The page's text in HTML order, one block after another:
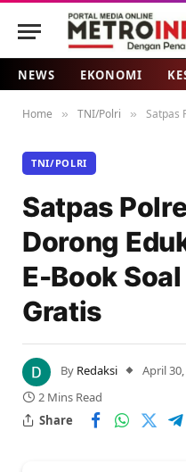
NEWS EKONOMI
Home » TNI/Polri » Satpas
TNI/POLRI
Satpas
Dorong
E-Book
Gratis
By Redaksi April
2 Mins Read
Share